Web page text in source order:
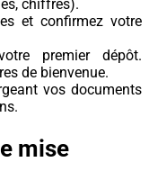
chiffres).
et confirmez votre
premier dépôt.
de bienvenue.
vos documents
mise